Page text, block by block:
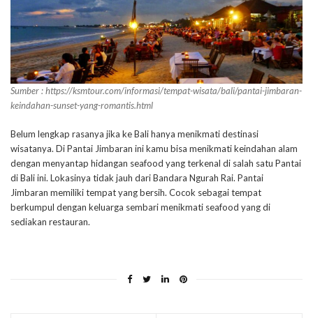
Sumber : https://ksmtour.com/informasi/tempat-wisata/bali/pantai-jimbaran-
keindahan-sunset-yang-romantis.html
Belum lengkap rasanya jika ke Bali hanya menikmati destinasi
wisatanya. Di Pantai Jimbaran ini kamu bisa menikmati keindahan alam
dengan menyantap hidangan seafood yang terkenal di salah satu Pantai
di Bali ini. Lokasinya tidak jauh dari Bandara Ngurah Rai. Pantai
Jimbaran memiliki tempat yang bersih. Cocok sebagai tempat
berkumpul dengan keluarga sembari menikmati seafood yang di
sediakan restauran.